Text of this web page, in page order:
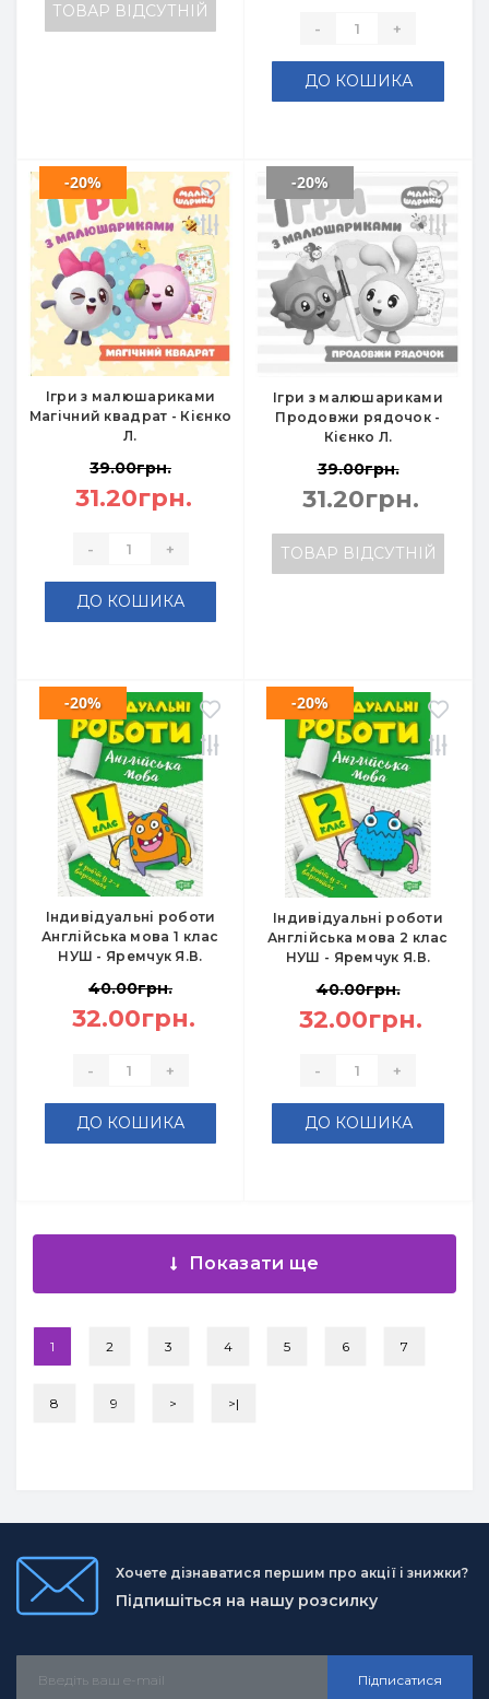
ТОВАР ВІДСУТНІЙ
- +
ДО КОШИКА
Ігри з малюшариками
Магічний квадрат - Кієнко
Л.
-20%
39.00грн.
31.20грн.
- +
ДО КОШИКА
Ігри з малюшариками
Продовжи рядочок -
Кієнко Л.
-20%
39.00грн.
31.20грн.
ТОВАР ВІДСУТНІЙ
Індивідуальні роботи
Англійська мова 1 клас
НУШ - Яремчук Я.В.
-20%
40.00грн.
32.00грн.
- +
ДО КОШИКА
Індивідуальні роботи
Англійська мова 2 клас
НУШ - Яремчук Я.В.
-20%
40.00грн.
32.00грн.
- +
ДО КОШИКА
Показати ще
1 2 3 4 5 6 7
8 9 > >|
Хочете дізнаватися першим про акції і знижки?
Підпишіться на нашу розсилку
Підписатися